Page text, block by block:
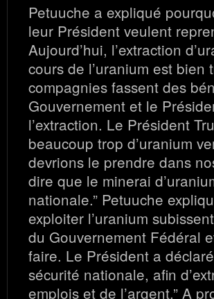
Petuuche a expliqué
leur Président veulent
Aujourd’hui, l’extraction
cours de l’uranium est
compagnies fassent des
Gouvernement et le
l’extraction. Le Président
beaucoup trop d’uranium
devrions le prendre dans
dire que le minerai
nationale.” Petuuche
exploiter l’uranium
du Gouvernement Fédéral
faire. Le Président a
sécurité nationale, afin
emplois et de l’argent.” A